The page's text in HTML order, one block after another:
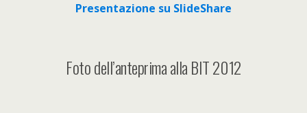
Presentazione su SlideShare
Foto dell’anteprima alla BIT 2012